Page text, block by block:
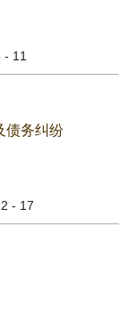
- 11
债务纠纷
- 17